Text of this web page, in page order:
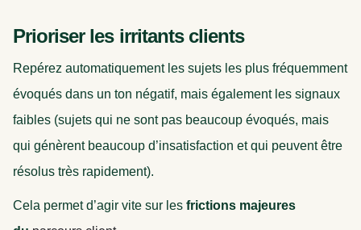
Prioriser les irritants clients
Repérez automatiquement les sujets les plus fréquemment
évoqués dans un ton négatif, mais également les signaux
faibles (sujets qui ne sont pas beaucoup évoqués, mais
qui génèrent beaucoup d’insatisfaction et qui peuvent être
résolus très rapidement).
Cela permet d’agir vite sur les frictions majeures